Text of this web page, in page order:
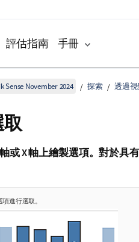
評估指南 手冊
Sense November 2024 探索 透過
或 X 軸上繪製選項。對於
進行選取。